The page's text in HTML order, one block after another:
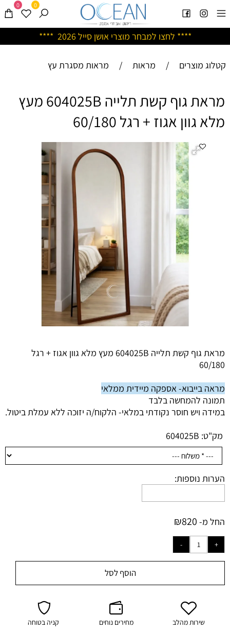
**** לחצו למבחר מוצרי אושן סייל 2026 ****
0 0
קטלוג מוצרים / מראות / מראות מסגרת עץ
מראת גוף קשת תלייה 604025B מעץ
מלא גוון אגוז + רגל 60/180
מראת גוף קשת תלייה 604025B מעץ מלא גוון אגוז + רגל
60/180
מראה בייבוא- אספקה מיידית ממלאי
תמונה להמחשה בלבד
במידה ויש חוסר נקודתי במלאי- הלקוח/ה יזוכה ללא עמלת ביטול.
מק"ט: 604025B
הערות נוספות:
החל מ- ₪820
הוסף לסל
שירות מהלב מחירים נוחים קניה בטוחה